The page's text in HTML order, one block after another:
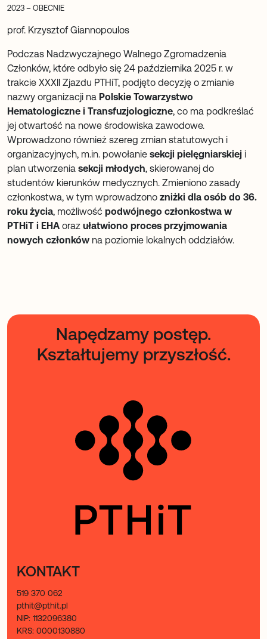
2023 – OBECNIE
prof. Krzysztof Giannopoulos
Podczas Nadzwyczajnego Walnego Zgromadzenia
Członków, które odbyło się 24 października 2025 r. w
trakcie XXXII Zjazdu PTHiT, podjęto decyzję o zmianie
nazwy organizacji na Polskie Towarzystwo
Hematologiczne i Transfuzjologiczne, co ma podkreślać
jej otwartość na nowe środowiska zawodowe.
Wprowadzono również szereg zmian statutowych i
organizacyjnych, m.in. powołanie sekcji pielęgniarskiej i
plan utworzenia sekcji młodych, skierowanej do
studentów kierunków medycznych. Zmieniono zasady
członkostwa, w tym wprowadzono zniżki dla osób do 36.
roku życia, możliwość podwójnego członkostwa w
PTHiT i EHA oraz ułatwiono proces przyjmowania
nowych członków na poziomie lokalnych oddziałów.
Napędzamy postęp.
Kształtujemy przyszłość.
KONTAKT
519 370 062
pthit@pthit.pl
NIP: 1132096380
KRS: 0000130880